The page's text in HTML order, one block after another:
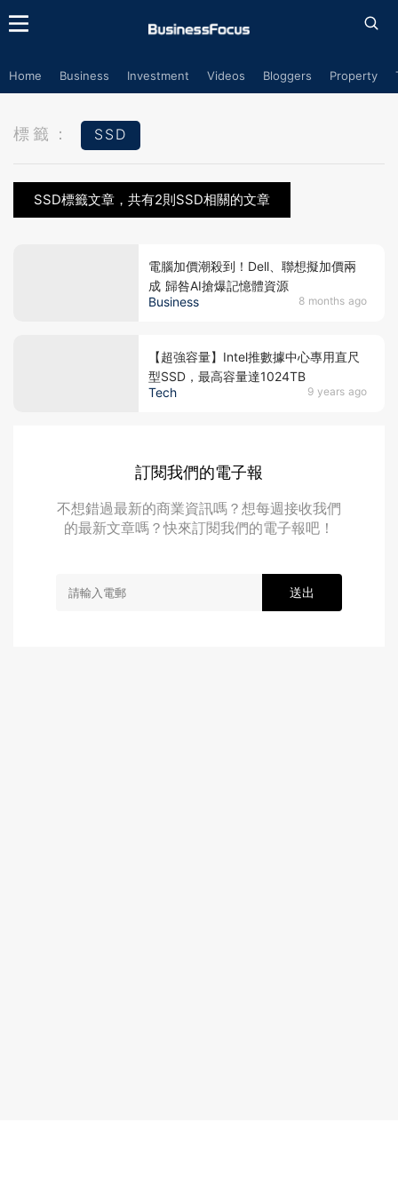
Home Business Investment Videos Bloggers Property
標籤： SSD
SSD標籤文章，共有2則SSD相關的文章
Business 8 months ago
電腦加價潮殺到！Dell、聯想擬加價兩
成 歸咎AI搶爆記憶體資源
Tech 9 years ago
【超強容量】Intel推數據中心專用直尺
型SSD，最高容量達1024TB
訂閱我們的電子報
不想錯過最新的商業資訊嗎？想每週接收我們
的最新文章嗎？快來訂閱我們的電子報吧！
送出